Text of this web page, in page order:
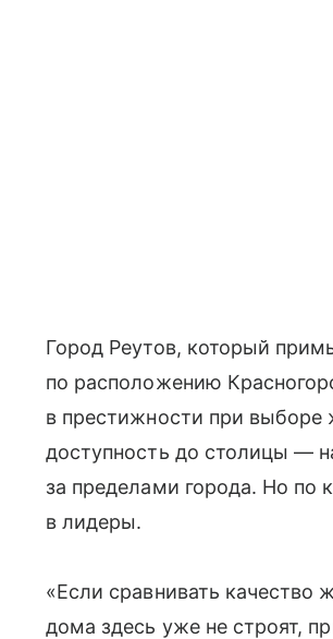
Город Реутов, который
по расположению
в престижности при выборе
доступность до столицы —
за пределами города. Но по
в лидеры.
«Если сравнивать качество
дома здесь уже не строят,